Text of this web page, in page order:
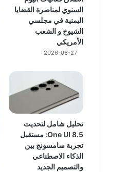
السنوي لمناصرة القضايا
اليمنية في مجلسي
الشيوخ و الشعب
الأمريكي
2026-06-27
تحليل شامل لتحديث
One UI 8.5: مستقبل
تجربة سامسونج بين
الذكاء الاصطناعي
والتصميم الجديد